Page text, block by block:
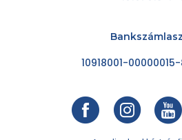
10918001-